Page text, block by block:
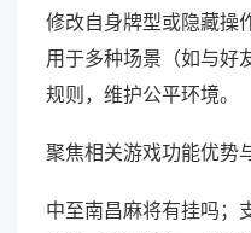
修改自身牌型或隐藏操
用于多种场景（如与好
规则，维护公平环境。
聚焦相关游戏功能优势
中至南昌麻将有挂吗；